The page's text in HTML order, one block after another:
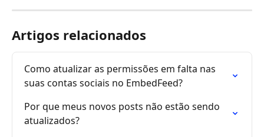
Artigos relacionados
Como atualizar as permissões em falta nas
suas contas sociais no EmbedFeed?
Por que meus novos posts não estão sendo
atualizados?